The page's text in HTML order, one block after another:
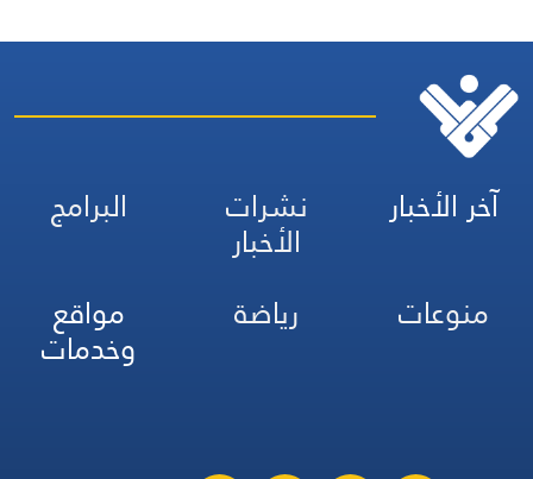
آخر الأخبار نشرات
الأخبار
البرامج
منوعات
رياضة مواقع
وخدمات